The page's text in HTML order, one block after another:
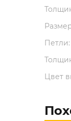
Петли:
Цвет